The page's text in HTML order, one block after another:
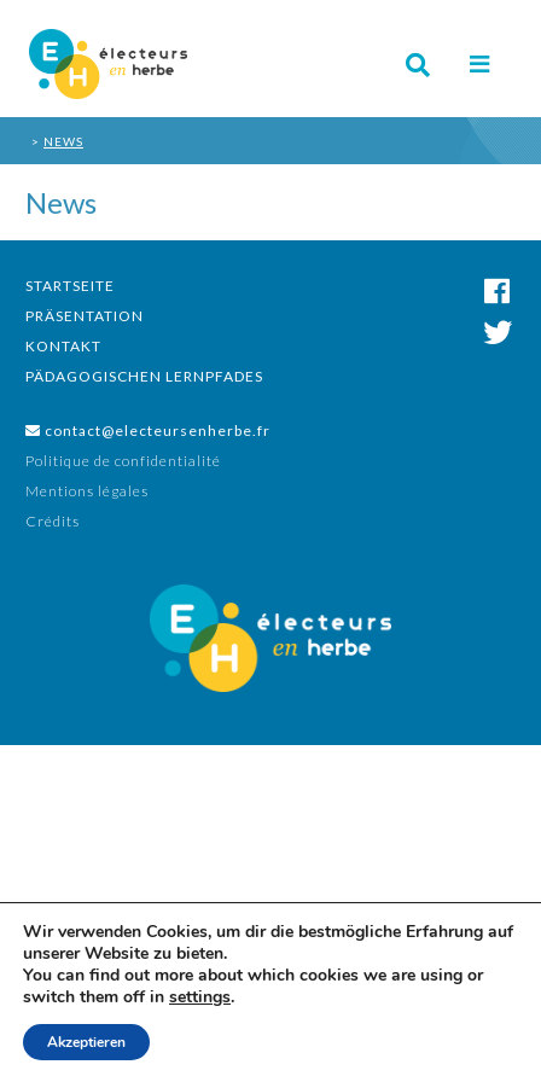
NEWS
News
STARTSEITE
PRÄSENTATION
KONTAKT
PÄDAGOGISCHEN LERNPFADES
contact@electeursenherbe.fr
Politique de confidentialité
Mentions légales
Crédits
Wir verwenden Cookies, um dir die bestmögliche Erfahrung auf
unserer Website zu bieten.
You can find out more about which cookies we are using or
switch them off in settings.
Akzeptieren